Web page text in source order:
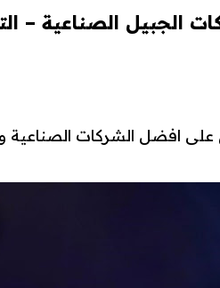
افضل الشركات الصناعية